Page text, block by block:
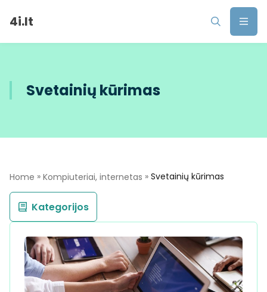
4i.lt
Svetainių kūrimas
Home » Kompiuteriai, internetas » Svetainių kūrimas
Kategorijos